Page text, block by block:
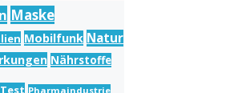
Maske
Mobilfunk Natur
Nährstoffe
Test Pharmaindustrie